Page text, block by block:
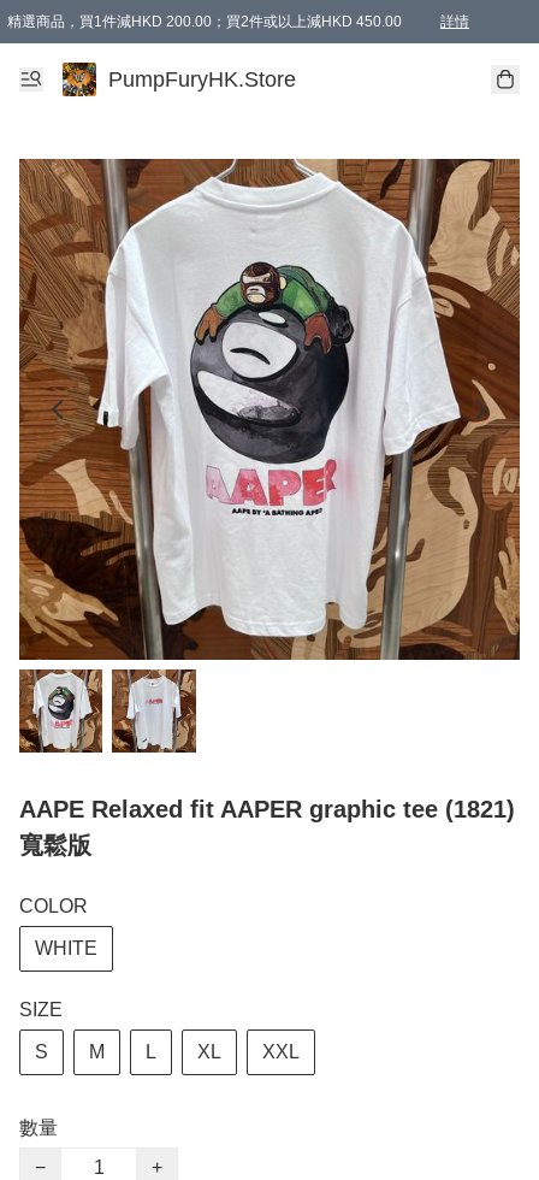
精選商品，買1件減HKD 200.00；買2件或以上減HKD 450.00 詳情
AAPE商品,會員專享9折或以上（按會員等級）AAPE products, members can
精選商品，任選買2件或以上減HKD 100.00
購物滿 HKD 800.00即享免運費優惠！（適用於 特定的送貨方式 )
PumpFuryHK.Store
AAPE Relaxed fit AAPER graphic tee (1821)
寬鬆版
COLOR
WHITE
SIZE
S M L XL XXL
數量
−
+